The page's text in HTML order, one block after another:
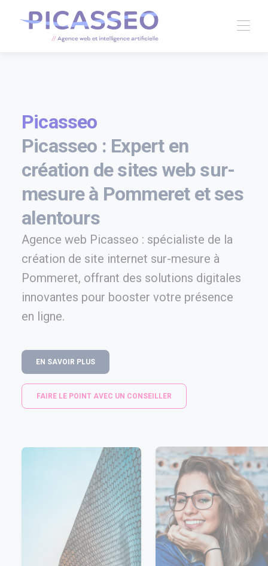
Picasseo
Picasseo : Expert en
création de sites web sur-
mesure à Pommeret et ses
alentours
Agence web Picasseo : spécialiste de la
création de site internet sur-mesure à
Pommeret, offrant des solutions digitales
innovantes pour booster votre présence
en ligne.
EN SAVOIR PLUS
FAIRE LE POINT AVEC UN CONSEILLER